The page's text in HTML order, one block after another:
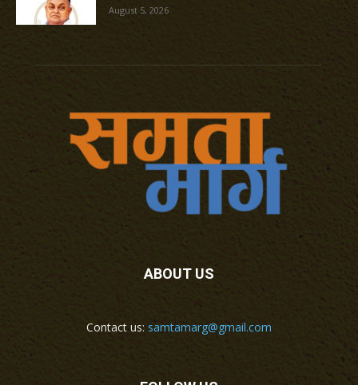
August 5, 2026
ABOUT US
Contact us: samtamarg@gmail.com